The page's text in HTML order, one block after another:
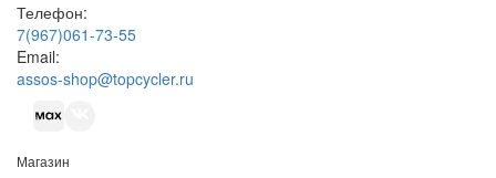
Телефон:
7(967)061-73-55
Email:
assos-shop@topcycler.ru
Магазин